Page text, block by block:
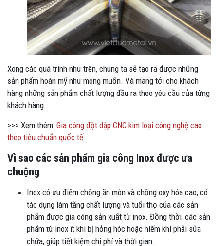
Xong các quá trình như trên, chúng ta sẽ tạo ra được những
sản phẩm hoàn mỹ như mong muốn. Và mang tới cho khách
hàng những sản phẩm chất lượng đầu ra theo yêu cầu của từng
khách hàng.
>>> Xem thêm: Gia công đột dập CNC kim loại công nghệ cao
theo tiêu chuẩn quốc tế
Vì sao các sản phẩm gia công Inox được ưa
chuộng
Inox có ưu điểm chống ăn mòn và chống oxy hóa cao, có
tác dụng làm tăng chất lượng và tuổi thọ của các sản
phẩm được gia công sản xuất từ inox. Đồng thời, các sản
phẩm từ inox ít khi bị hỏng hóc hoặc hiếm khi phải sửa
chữa, giúp tiết kiệm chi phí và thời gian.